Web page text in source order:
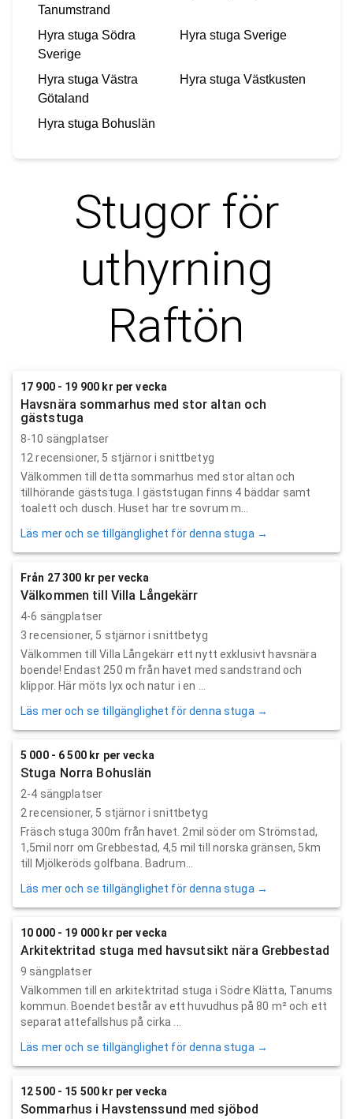
Tanumstrand
Hyra stuga Södra
Sverige
Hyra stuga Sverige
Hyra stuga Västra
Götaland
Hyra stuga Västkusten
Hyra stuga Bohuslän
Stugor för
uthyrning
Raftön
17 900 - 19 900 kr per vecka
Havsnära sommarhus med stor altan och
gäststuga
8-10 sängplatser
12 recensioner, 5 stjärnor i snittbetyg
Välkommen till detta sommarhus med stor altan och
tillhörande gäststuga. I gäststugan finns 4 bäddar samt
toalett och dusch. Huset har tre sovrum m...
Läs mer och se tillgänglighet för denna stuga →
Från 27 300 kr per vecka
Välkommen till Villa Långekärr
4-6 sängplatser
3 recensioner, 5 stjärnor i snittbetyg
Välkommen till Villa Långekärr ett nytt exklusivt havsnära
boende! Endast 250 m från havet med sandstrand och
klippor. Här möts lyx och natur i en ...
Läs mer och se tillgänglighet för denna stuga →
5 000 - 6 500 kr per vecka
Stuga Norra Bohuslän
2-4 sängplatser
2 recensioner, 5 stjärnor i snittbetyg
Fräsch stuga 300m från havet. 2mil söder om Strömstad,
1,5mil norr om Grebbestad, 4,5 mil till norska gränsen, 5km
till Mjölkeröds golfbana. Badrum...
Läs mer och se tillgänglighet för denna stuga →
10 000 - 19 000 kr per vecka
Arkitektritad stuga med havsutsikt nära Grebbestad
9 sängplatser
Välkommen till en arkitektritad stuga i Södre Klätta, Tanums
kommun. Boendet består av ett huvudhus på 80 m² och ett
separat attefallshus på cirka ...
Läs mer och se tillgänglighet för denna stuga →
12 500 - 15 500 kr per vecka
Sommarhus i Havstenssund med sjöbod